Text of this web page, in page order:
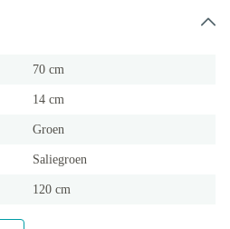
70 cm
14 cm
Groen
Saliegroen
120 cm